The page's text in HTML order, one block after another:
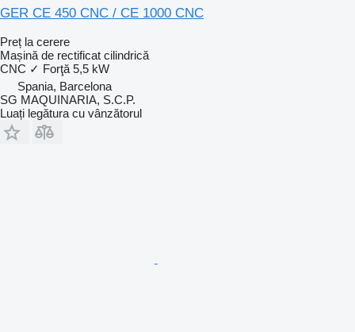
GER CE 450 CNC / CE 1000 CNC
Preț la cerere
Mașină de rectificat cilindrică
CNC ✓ Forţă 5,5 kW
Spania, Barcelona
SG MAQUINARIA, S.C.P.
Luați legătura cu vânzătorul